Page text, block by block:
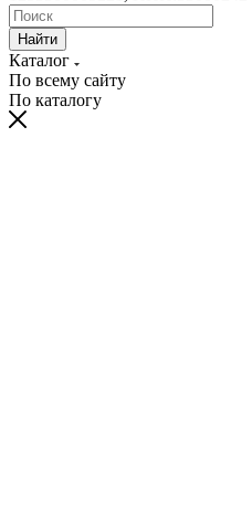
Найти
Каталог
По всему сайту
По каталогу